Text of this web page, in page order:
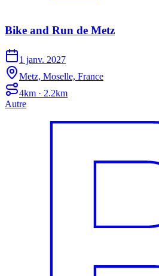
Bike and Run de Metz
1 janv. 2027
Metz, Moselle, France
4km · 2.2km
Autre